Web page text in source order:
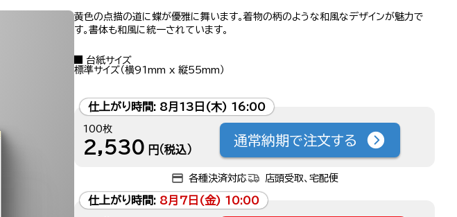
黄色の点描の道に蝶が優雅に舞います。着物の柄のような和風なデザインが魅力で
す。書体も和風に統一されています。
台紙サイズ
標準サイズ（横91mm x 縦55mm）
仕上がり時間: 8月13日(木) 16:00
100枚
2,530 円（税込）
通常納期で注文する
各種決済対応 店頭受取、宅配便
仕上がり時間: 8月7日(金) 10:00